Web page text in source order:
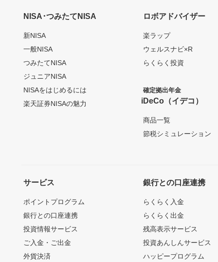
NISA･つみたてNISA
新NISA
一般NISA
つみたてNISA
ジュニアNISA
NISAをはじめるには
楽天証券NISAの魅力
ロボアドバイザー
楽ラップ
ウェルスナビ×R
らくらく投資
確定拠出年金
iDeCo（イデコ）
商品一覧
節税シミュレーション
サービス
ポイントプログラム
銀行との口座連携
投資情報サービス
ご入金・ご出金
外貨決済
銀行との口座連携
らくらく入金
らくらく出金
残高表示サービス
投資あんしんサービス
ハッピープログラム